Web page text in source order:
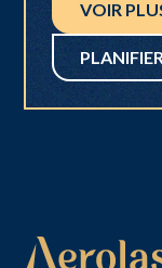
VOIR